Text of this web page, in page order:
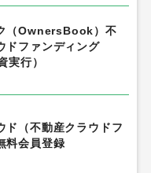
（OwnersBook）不
ドファンディング
実行）
ド（不動産クラウドフ
料会員登録